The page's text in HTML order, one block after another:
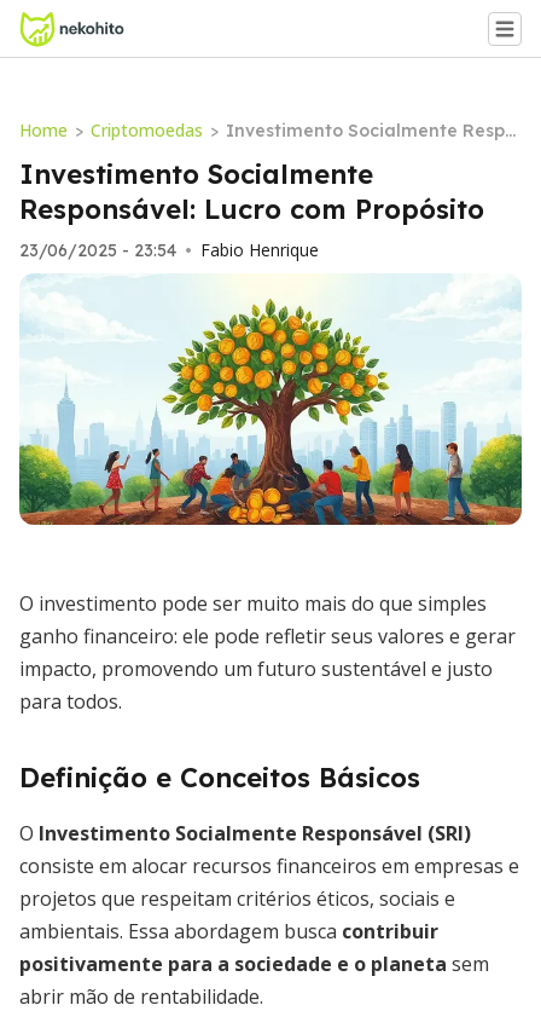
Home > Criptomoedas > Investimento Socialmente Respo
nsável: Lucro com Propósito
Investimento Socialmente
Responsável: Lucro com Propósito
23/06/2025 - 23:54 • Fabio Henrique
O investimento pode ser muito mais do que simples
ganho financeiro: ele pode refletir seus valores e gerar
impacto, promovendo um futuro sustentável e justo
para todos.
Definição e Conceitos Básicos
O Investimento Socialmente Responsável (SRI)
consiste em alocar recursos financeiros em empresas e
projetos que respeitam critérios éticos, sociais e
ambientais. Essa abordagem busca contribuir
positivamente para a sociedade e o planeta sem
abrir mão de rentabilidade.